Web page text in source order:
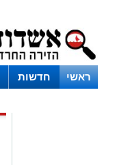
ראשי חדשות